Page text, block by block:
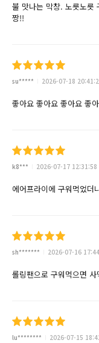
불 맛나는 막창. 노릇노릇
짱!!
su***** 2026-07-18
좋아요 좋아요 좋아요 좋
k8*** 2026-07-17 12:31:58
에어프라이에 구워먹었더
sh******* 2026-07-16
롤링팬으로 구워먹으면
lu******** 2026-07-15